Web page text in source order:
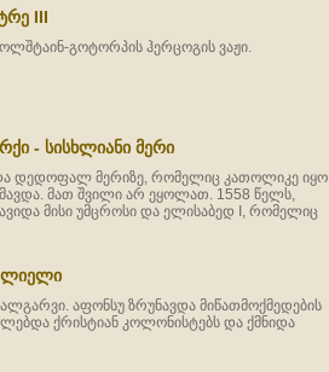
III
გოტორპის ჰერცოგის ვაჟი.
- სისხლიანი მერი
დედოფალ მერიზე, რომელიც კათოლიკე იყო
მათ შვილი არ ეყოლათ. 1558 წელს,
მისი უმცროსი და ელისაბედ I, რომელიც
აფონსუ ზრუნავდა მიწათმოქმედების
ქრისტიან კოლონისტებს და ქმნიდა